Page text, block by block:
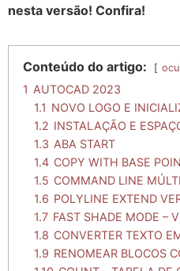
nesta versão! Confira!
Conteúdo do artigo:
1 AUTOCAD 2023
1.1 NOVO LOGO E
1.2 INSTALAÇÃO E
1.3 ABA START
1.4 COPY WITH BASE
1.5 COMMAND LINE
1.6 POLYLINE EXTEND
1.7 FAST SHADE MODE –
1.8 CONVERTER TEXTO
1.9 RENOMEAR BLOCOS